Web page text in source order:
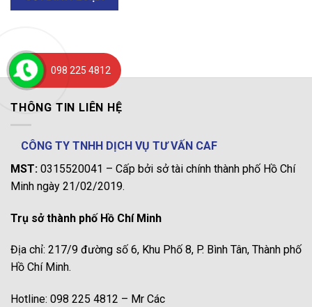
THÔNG TIN LIÊN HỆ
CÔNG TY TNHH DỊCH VỤ TƯ VẤN CAF
MST: 0315520041 – Cấp bởi sở tài chính thành phố Hồ Chí
Minh ngày 21/02/2019.
Trụ sở thành phố Hồ Chí Minh
Địa chỉ: 217/9 đường số 6, Khu Phố 8, P. Bình Tân, Thành phố
Hồ Chí Minh.
Hotline: 098 225 4812 – Mr Các
098 225 4812